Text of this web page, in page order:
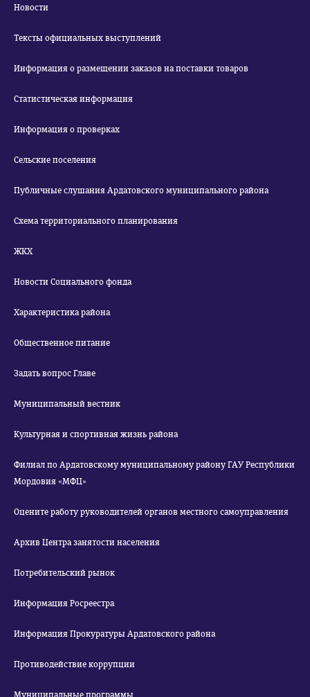
Новости
Тексты официальных выступлений
Информация о размещении заказов на поставки товаров
Статистическая информация
Информация о проверках
Сельские поселения
Публичные слушания Ардатовского муниципального района
Схема территориального планирования
ЖКХ
Новости Социального фонда
Характеристика района
Общественное питание
Задать вопрос Главе
Муниципальный вестник
Культурная и спортивная жизнь района
Филиал по Ардатовскому муниципальному району ГАУ Республики
Мордовия «МФЦ»
Оцените работу руководителей органов местного самоуправления
Архив Центра занятости населения
Потребительский рынок
Информация Росреестра
Информация Прокуратуры Ардатовского района
Противодействие коррупции
Муниципальные программы